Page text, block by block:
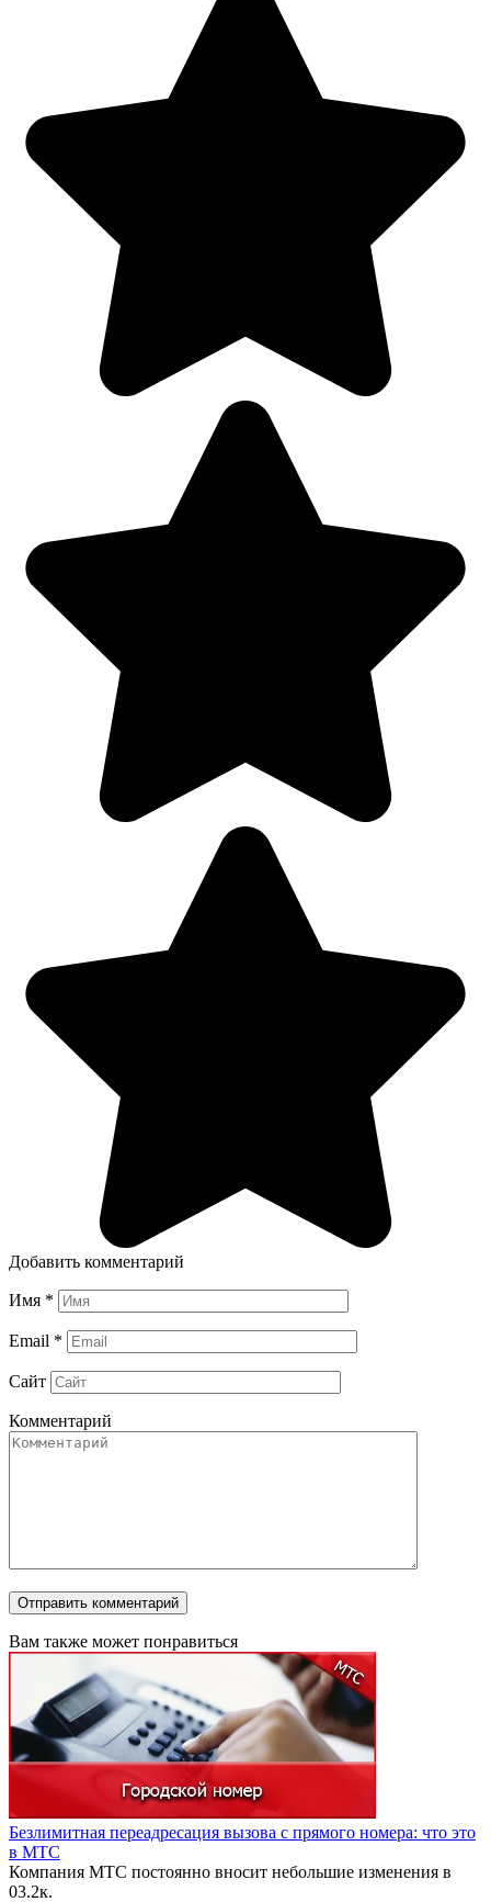
Добавить комментарий
Имя *
Email *
Сайт
Комментарий
Вам также может понравиться
Безлимитная переадресация вызова с прямого номера: что это
в МТС
Компания МТС постоянно вносит небольшие изменения в
03.2к.